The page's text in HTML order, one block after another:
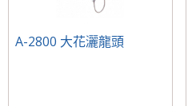
A-2800 大花灑龍頭